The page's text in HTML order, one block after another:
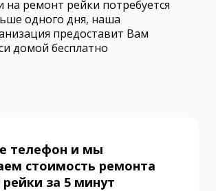
на ремонт рейки потребуется
одного дня, наша
предоставит Вам
домой бесплатно
телефон и мы
стоимость ремонта
за 5 минут